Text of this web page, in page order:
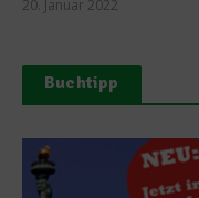
20. Januar 2022
Buchtipp